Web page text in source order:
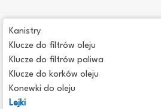
Kanistry
Klucze do filtrów oleju
Klucze do filtrów paliwa
Klucze do korków oleju
Konewki do oleju
Lejki